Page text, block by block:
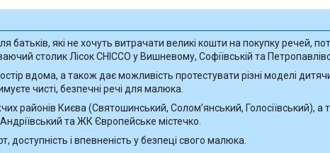
які не хочуть витрачати великі кошти на покупку речей,
столик Лісок CHICCO у Вишневому, Софіївській та
вдома, а також дає можливість протестувати різні моделі
чисті, безпечні речі для малюка.
районів Києва (Святошинський, Солом’янський, Голосіївський),
та ЖК Європейське містечко.
і впевненість у безпеці свого малюка.